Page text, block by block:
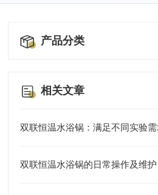
产品分类
相关文章
双联恒温水浴锅：满足不同实验
双联恒温水浴锅的日常操作及维护